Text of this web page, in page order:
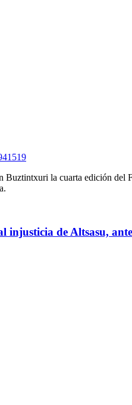
Buztintxuri la cuarta edición
de Altsasu,